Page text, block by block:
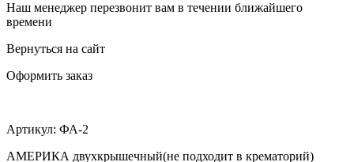
Наш менеджер перезвонит вам в течении ближайшего
времени
Вернуться на сайт
Оформить заказ
Артикул: ФА-2
АМЕРИКА двухкрышечный(не подходит в крематорий)